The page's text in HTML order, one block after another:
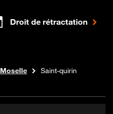
Droit de rétractation
Moselle Saint-quirin